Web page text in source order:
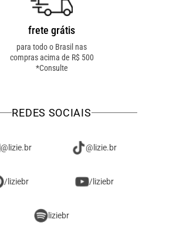
frete grátis
para todo o Brasil nas
compras acima de R$ 500
*Consulte
REDES SOCIAIS
@lizie.br @lizie.br
/liziebr /liziebr
liziebr